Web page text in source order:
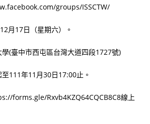
groups/ISSCTW/
月17日（星期六）。
(臺中市西屯區台灣大道四段1727號)
111年11月30日17:00止。
forms.gle/Rxvb4KZQ64CQCB8C8線上